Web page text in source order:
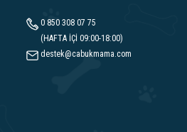
0 850 308 07 75
(HAFTA İÇİ 09:00-18:00)
destek@cabukmama.com